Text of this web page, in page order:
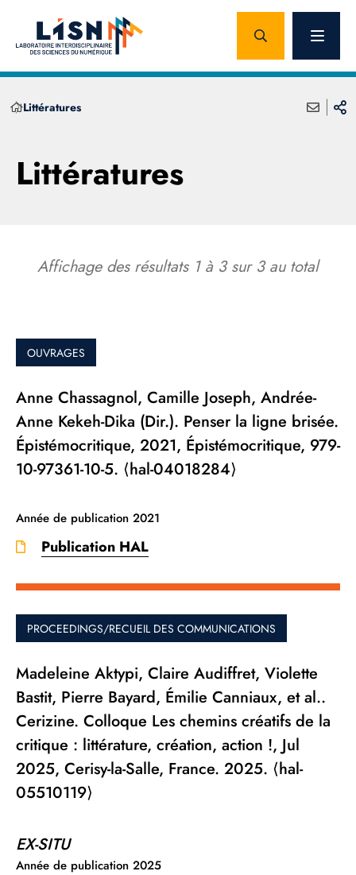
Littératures
Littératures
Affichage des résultats 1à 3sur 3au total
OUVRAGES
Anne Chassagnol, Camille Joseph, Andrée-
Anne Kekeh-Dika (Dir.). Penser la ligne brisée.
Épistémocritique, 2021, Épistémocritique, 979-
10-97361-10-5. ⟨hal-04018284⟩
Année de publication 2021
Publication HAL
PROCEEDINGS/RECUEIL DES COMMUNICATIONS
Madeleine Aktypi, Claire Audiffret, Violette
Bastit, Pierre Bayard, Émilie Canniaux, et al..
Cerizine. Colloque Les chemins créatifs de la
critique : littérature, création, action !, Jul
2025, Cerisy-la-Salle, France. 2025. ⟨hal-
05510119⟩
EX-SITU
Année de publication 2025